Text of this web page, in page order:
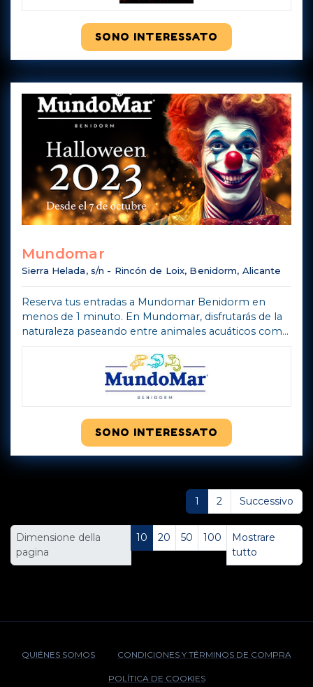
SONO INTERESSATO
Mundomar
Sierra Helada, s/n - Rincón de Loix, Benidorm, Alicante
Reserva tus entradas a Mundomar Benidorm en
menos de 1 minuto. En Mundomar, disfrutarás de la
naturaleza paseando entre animales acuáticos como
animales exóticos como papagayos, flamenco ...
SONO INTERESSATO
Dimensione della
pagina
10 20 50 100
Mostrare
tutto
1 2 Successivo
QUIÉNES SOMOS CONDICIONES Y TÉRMINOS DE COMPRA
POLÍTICA DE COOKIES